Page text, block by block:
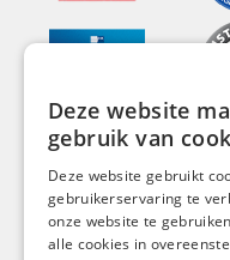
Legal notice
Deze website
gebruik van
Deze website gebruikt
gebruikerservaring te
onze website te
alle cookies in